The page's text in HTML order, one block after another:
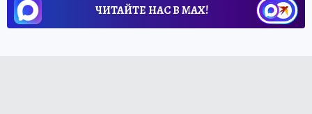
ЧИТАЙТЕ НАС В МАХ!